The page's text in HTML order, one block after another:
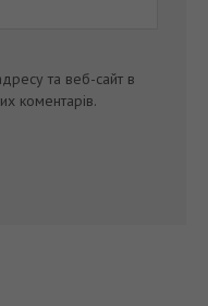
та веб-сайт в
коментарів.